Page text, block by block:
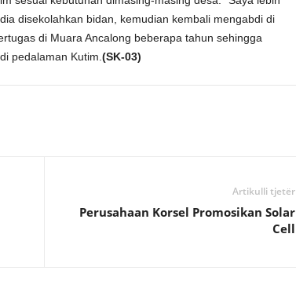
disekolahkan bidan, kemudian kembali mengabdi di
di Muara Ancalong beberapa tahun sehingga
pedalaman Kutim. (SK-03)
Artikulli tjetër
Perusahaan Korsel Promosikan Solar
Cell